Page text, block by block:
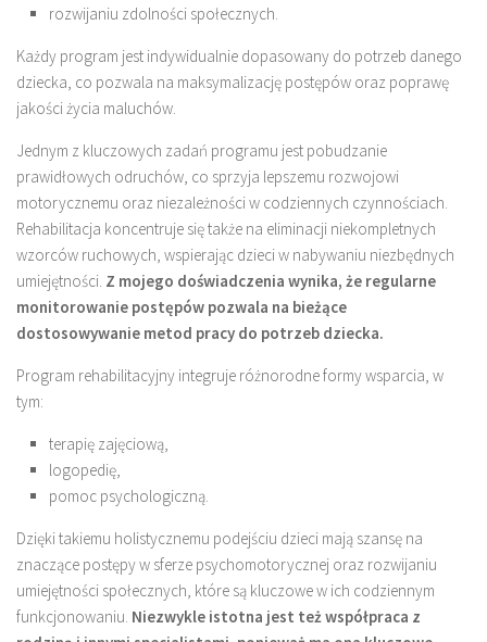
rozwijaniu zdolności społecznych.
Każdy program jest indywidualnie dopasowany do potrzeb danego
dziecka, co pozwala na maksymalizację postępów oraz poprawę
jakości życia maluchów.
Jednym z kluczowych zadań programu jest pobudzanie
prawidłowych odruchów, co sprzyja lepszemu rozwojowi
motorycznemu oraz niezależności w codziennych czynnościach.
Rehabilitacja koncentruje się także na eliminacji niekompletnych
wzorców ruchowych, wspierając dzieci w nabywaniu niezbędnych
umiejętności. Z mojego doświadczenia wynika, że regularne
monitorowanie postępów pozwala na bieżące
dostosowywanie metod pracy do potrzeb dziecka.
Program rehabilitacyjny integruje różnorodne formy wsparcia, w
tym:
terapię zajęciową,
logopedię,
pomoc psychologiczną.
Dzięki takiemu holistycznemu podejściu dzieci mają szansę na
znaczące postępy w sferze psychomotorycznej oraz rozwijaniu
umiejętności społecznych, które są kluczowe w ich codziennym
funkcjonowaniu. Niezwykle istotna jest też współpraca z